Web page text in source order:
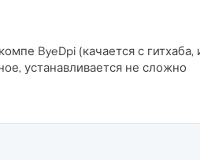
ByeDpi (качается с
устанавливается не сложно